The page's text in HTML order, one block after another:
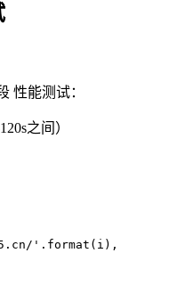
性能测试：
之间）
'.format(i),